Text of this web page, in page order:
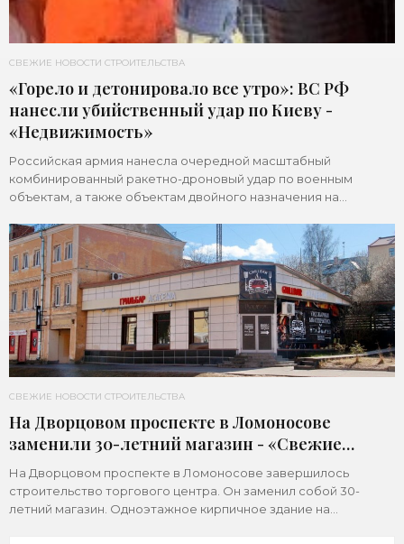
СВЕЖИЕ НОВОСТИ СТРОИТЕЛЬСТВА
«Горело и детонировало все утро»: ВС РФ
нанесли убийственный удар по Киеву -
«Недвижимость»
Российская армия нанесла очередной масштабный
комбинированный ракетно-дроновый удар по военным
объектам, а также объектам двойного назначения на
СВЕЖИЕ НОВОСТИ СТРОИТЕЛЬСТВА
На Дворцовом проспекте в Ломоносове
заменили 30-летний магазин - «Свежие
новости строительства»
На Дворцовом проспекте в Ломоносове завершилось
строительство торгового центра. Он заменил собой 30-
летний магазин. Одноэтажное кирпичное здание на